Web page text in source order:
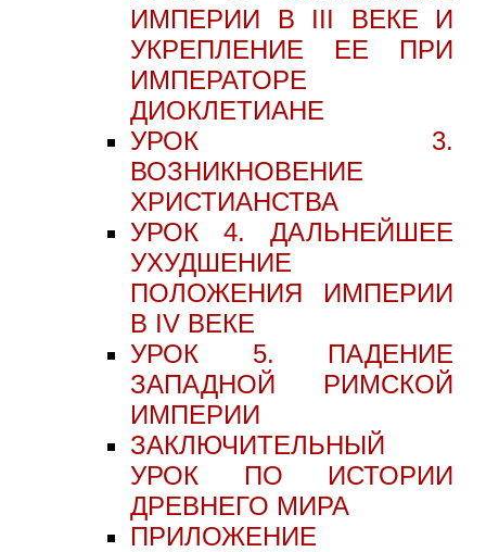
ИМПЕРИИ В III ВЕКЕ И
УКРЕПЛЕНИЕ ЕЕ ПРИ
ИМПЕРАТОРЕ
ДИОКЛЕТИАНЕ
УРОК 3.
ВОЗНИКНОВЕНИЕ
ХРИСТИАНСТВА
УРОК 4. ДАЛЬНЕЙШЕЕ
УХУДШЕНИЕ
ПОЛОЖЕНИЯ ИМПЕРИИ
В IV ВЕКЕ
УРОК 5. ПАДЕНИЕ
ЗАПАДНОЙ РИМСКОЙ
ИМПЕРИИ
ЗАКЛЮЧИТЕЛЬНЫЙ
УРОК ПО ИСТОРИИ
ДРЕВНЕГО МИРА
ПРИЛОЖЕНИЕ